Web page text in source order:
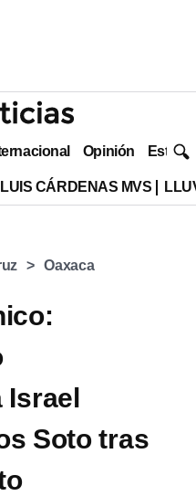
Opinión Estilo
LUIS CÁRDENAS MVS
Oaxaca
Israel
Soto tras